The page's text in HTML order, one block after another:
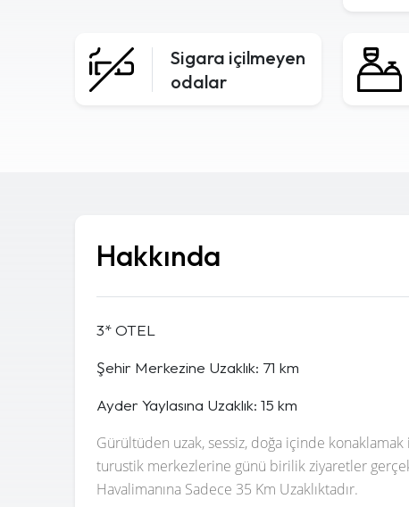
Sigara içilmeyen
odalar
Hakkında
3* OTEL
Şehir Merkezine Uzaklık: 71 km
Ayder Yaylasına Uzaklık: 15 km
Gürültüden uzak, sessiz, doğa içinde
turustik merkezlerine günü birilik ziyaretler
Havalimanına Sadece 35 Km Uzaklıktadır.